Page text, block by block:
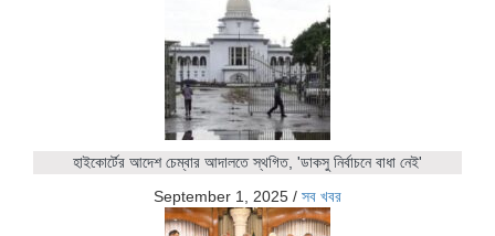
হাইকোর্টের আদেশ চেম্বার আদালতে স্থগিত, 'ডাকসু নির্বাচনে বাধা নেই'
September 1, 2025 / সব খবর